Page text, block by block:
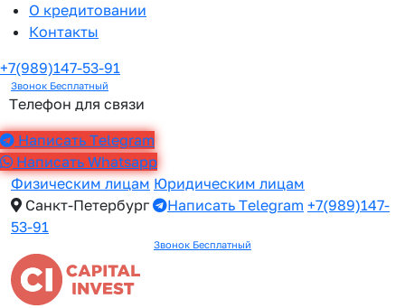
О кредитовании
Контакты
+7(989)147-53-91
Звонок Бесплатный
Телефон для связи
Написать Telegram
Написать Whatsapp
Физическим лицам Юридическим лицам
Санкт-Петербург
Написать Telegram +7(989)147-
53-91
Звонок Бесплатный